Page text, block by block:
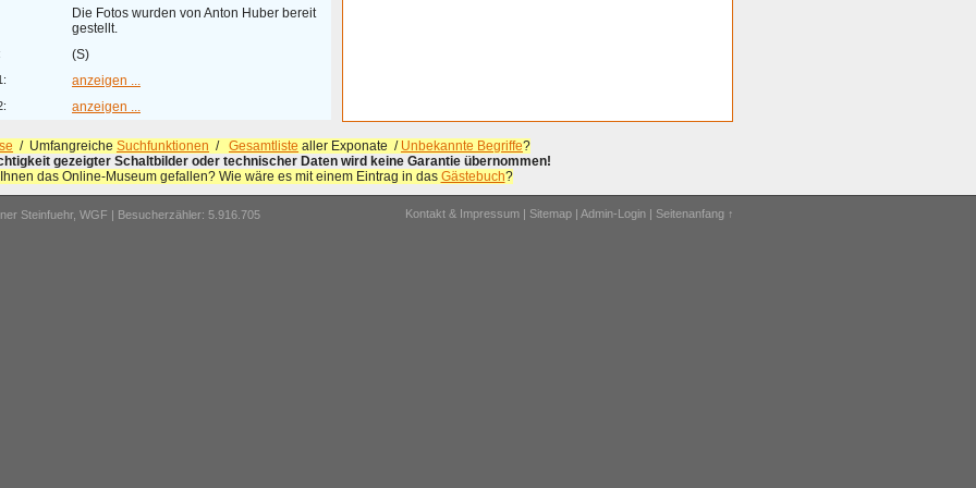
Die Fotos wurden von Anton Huber bereit
gestellt.
(S)
anzeigen ...
anzeigen ...
/ Umfangreiche Suchfunktionen / Gesamtliste aller Exponate / Unbekannte Begriffe?
gezeigter Schaltbilder oder technischer Daten wird keine Garantie übernommen!
das Online-Museum gefallen? Wie wäre es mit einem Eintrag in das Gästebuch?
Steinfuehr, WGF | Besucherzähler: 5.916.705 Kontakt & Impressum | Sitemap | Admin-Login | Seitenanfang ↑